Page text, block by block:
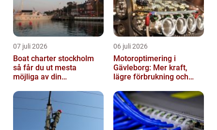
07 juli 2026
Boat charter stockholm
så får du ut mesta
möjliga av din
06 juli 2026
Motoroptimering i
Gävleborg: Mer kraft,
lägre förbrukning och